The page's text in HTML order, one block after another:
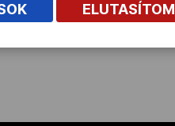
ELUTASÍTOM